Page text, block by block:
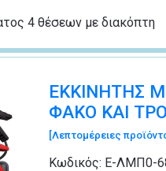
4 θέσεων με διακόπτη
ΕΚΚΙΝΗΤΗΣ
ΦΑΚΟ ΚΑΙ
[Λεπτομέρειες
Κωδικός: Ε-ΛΜΠ0-